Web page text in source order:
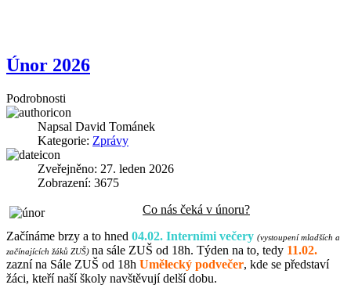
Únor 2026
Podrobnosti
Napsal David Tománek
Kategorie: Zprávy
Zveřejněno: 27. leden 2026
Zobrazení: 3675
Co nás čeká v únoru?
Začínáme brzy a to hned 04.02. Interními večery (vystoupení mladších a
začínajících žáků ZUŠ) na sále ZUŠ od 18h. Týden na to, tedy 11.02.
zazní na Sále ZUŠ od 18h Umělecký podvečer, kde se představí
žáci, kteří naší školy navštěvují delší dobu.